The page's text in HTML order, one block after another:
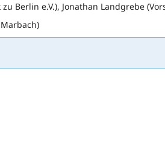
Berlin e.V.), Jonathan Landgrebe